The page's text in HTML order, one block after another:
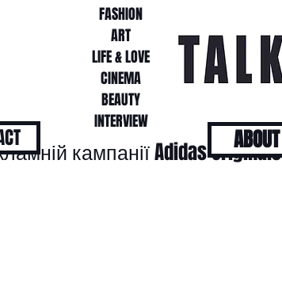
FASHION
ART
LIFE & LOVE
CINEMA
BEAUTY
INTERVIEW
кампанії Adidas Originals
ABOUT
FASHION
ART
LIFE & LOVE
CINEMA
BEAUTY
INTERVIEW